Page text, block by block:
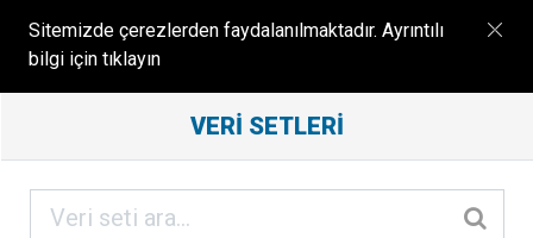
Sitemizde çerezlerden faydalanılmaktadır. Ayrıntılı
bilgi için tıklayın
Sonuçları
ORGANIZASYONLAR
VERI SETLERI